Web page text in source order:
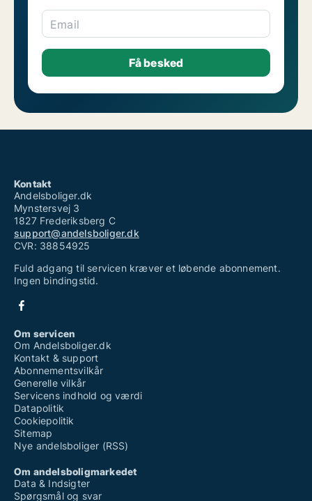
Email
Kontakt
Andelsboliger.dk
Mynstersvej 3
1827 Frederiksberg C
support@andelsboliger.dk
CVR: 38854925
Fuld adgang til servicen kræver et løbende abonnement.
Ingen bindingstid.
Om servicen
Om Andelsboliger.dk
Kontakt & support
Abonnementsvilkår
Generelle vilkår
Servicens indhold og værdi
Datapolitik
Cookiepolitik
Sitemap
Nye andelsboliger (RSS)
Om andelsboligmarkedet
Data & Indsigter
Spørgsmål og svar